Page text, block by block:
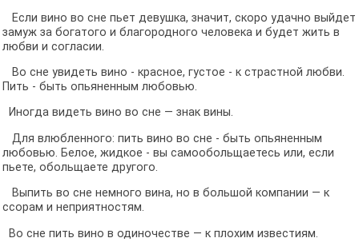
Если вино во сне пьет девушка, значит, скоро удачно выйдет
замуж за богатого и благородного человека и будет жить в
любви и согласии.
Во сне увидеть вино - красное, густое - к страстной любви.
Пить - быть опьяненным любовью.
Иногда видеть вино во сне — знак вины.
Для влюбленного: пить вино во сне - быть опьяненным
любовью. Белое, жидкое - вы самообольщаетесь или, если
пьете, обольщаете другого.
Выпить во сне немного вина, но в большой компании — к
ссорам и неприятностям.
Во сне пить вино в одиночестве — к плохим известиям.